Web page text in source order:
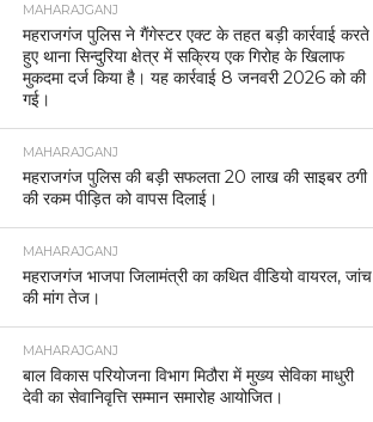
MAHARAJGANJ
महराजगंज पुलिस ने गैंगेस्टर एक्ट के तहत बड़ी कार्रवाई करते
हुए थाना सिन्दुरिया क्षेत्र में सक्रिय एक गिरोह के खिलाफ
मुकदमा दर्ज किया है। यह कार्रवाई 8 जनवरी 2026 को की
गई।
MAHARAJGANJ
महराजगंज पुलिस की बड़ी सफलता 20 लाख की साइबर ठगी
की रकम पीड़ित को वापस दिलाई।
MAHARAJGANJ
महराजगंज भाजपा जिलामंत्री का कथित वीडियो वायरल, जांच
की मांग तेज।
MAHARAJGANJ
बाल विकास परियोजना विभाग मिठौरा में मुख्य सेविका माधुरी
देवी का सेवानिवृत्ति सम्मान समारोह आयोजित।